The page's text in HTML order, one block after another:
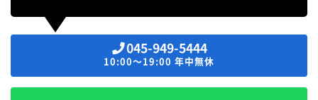
045-949-5444
10:00～19:00 年中無休